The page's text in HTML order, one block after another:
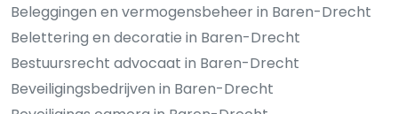
Beleggingen en vermogensbeheer in Baren-Drecht
Belettering en decoratie in Baren-Drecht
Bestuursrecht advocaat in Baren-Drecht
Beveiligingsbedrijven in Baren-Drecht